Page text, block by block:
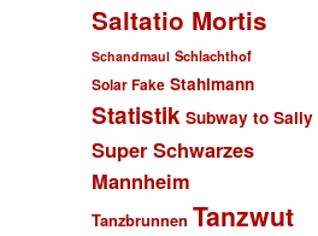
Saltatio Mortis
Schandmaul Schlachthof
Solar Fake Stahlmann
Statistik Subway to Sally
Super Schwarzes
Mannheim
Tanzbrunnen Tanzwut